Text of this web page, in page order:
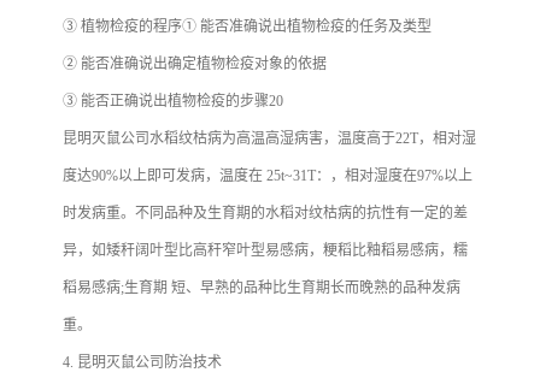
③ 植物检疫的程序① 能否准确说出植物检疫的任务及类型
② 能否准确说出确定植物检疫对象的依据
③ 能否正确说出植物检疫的步骤20
昆明灭鼠公司水稻纹枯病为高温高湿病害，温度高于22T，相对湿
度达90%以上即可发病，温度在 25t~31T：，相对湿度在97%以上
时发病重。不同品种及生育期的水稻对纹枯病的抗性有一定的差
异，如矮秆阔叶型比高秆窄叶型易感病，粳稻比釉稻易感病，糯
稻易感病;生育期 短、早熟的品种比生育期长而晚熟的品种发病
重。
4. 昆明灭鼠公司防治技术